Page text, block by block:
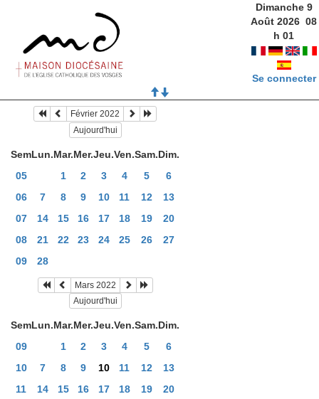
Dimanche 9
Août 2026 08
h01
Se connecter
Février 2022
Aujourd'hui
SemLun.Mar.Mer.Jeu.Ven.Sam.Dim.
05
1 2 3 4 5
6
06
7 8 9 10 11 12
13
07
14 15 16 17 18 19
20
08
21 22 23 24 25 26
27
09
28
Mars 2022
Aujourd'hui
SemLun.Mar.Mer.Jeu.Ven.Sam.Dim.
09
1 2 3 4 5
6
10
7 8 9 10 11 12
13
11
14 15 16 17 18 19
20